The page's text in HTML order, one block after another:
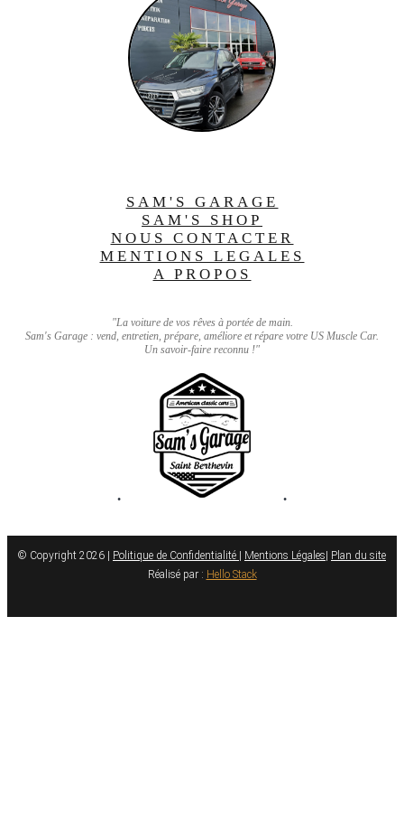
SAM'S GARAGE
SAM'S SHOP
NOUS CONTACTER
MENTIONS LEGALES
A PROPOS
"La voiture de vos rêves à portée de main.
Sam's Garage : vend, entretien, prépare, améliore et répare votre US Muscle Car.
Un savoir-faire reconnu !"
• •
© Copyright 2026 | Politique de Confidentialité Mentions Légales
Plan du site
Réalisé par : Hello Stack